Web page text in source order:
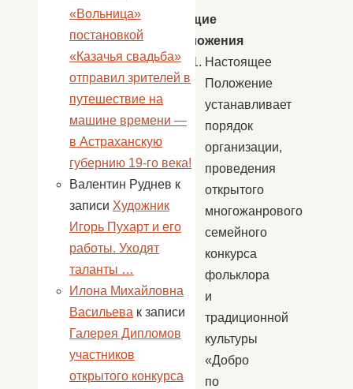
Общие
положения
Настоящее
Положение
устанавливает
порядок
организации,
проведения
открытого
многожанрового
семейного
конкурса
фольклора
и
традиционной
культуры
«Добро
по
«Вольница»
постановкой
«Казачья свадьба»
отправил зрителей в
путешествие на
машине времени —
в Астраханскую
губернию 19-го века!
Валентин Руднев к
записи Художник
Игорь Пухарт и его
работы. Уходят
таланты …
Илона Михайловна
Васильева к записи
Галерея Дипломов
участников
открытого конкурса